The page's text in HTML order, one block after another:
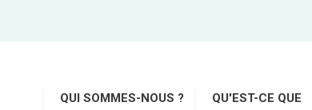
QUI SOMMES-NOUS ? QU'EST-CE QUE